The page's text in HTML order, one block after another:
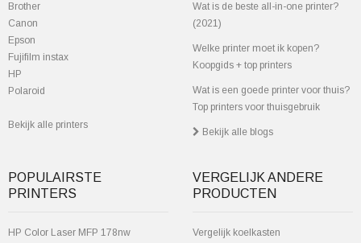
Brother
Canon
Epson
Fujifilm instax
HP
Polaroid
Bekijk alle printers
Wat is de beste all-in-one printer?
(2021)
Welke printer moet ik kopen?
Koopgids + top printers
Wat is een goede printer voor thuis?
Top printers voor thuisgebruik
Bekijk alle blogs
POPULAIRSTE
PRINTERS
HP Color Laser MFP 178nw
VERGELIJK ANDERE
PRODUCTEN
Vergelijk koelkasten